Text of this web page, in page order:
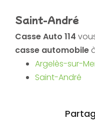
Saint-André
Casse Auto 114
casse automobile
Argelès-sur-
Saint-André